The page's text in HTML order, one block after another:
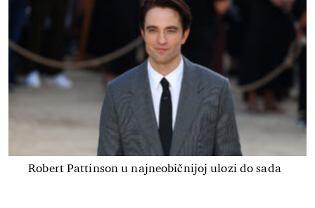
Robert Pattinson u najneobičnijoj ulozi do sada